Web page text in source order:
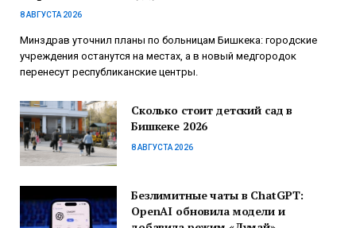
8 АВГУСТА 2026
Минздрав уточнил планы по больницам Бишкека: городские
учреждения останутся на местах, а в новый медгородок
перенесут республиканские центры.
Сколько стоит детский сад в
Бишкеке 2026
8 АВГУСТА 2026
Безлимитные чаты в ChatGPT:
OpenAI обновила модели и